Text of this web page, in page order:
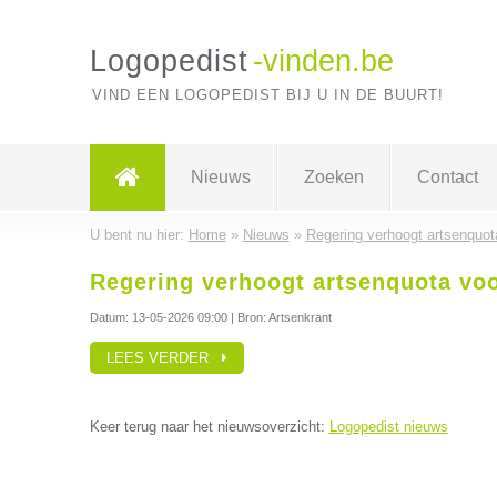
Logopedist -vinden.be
VIND EEN LOGOPEDIST BIJ U IN DE BUURT!
Nieuws Zoeken Contact
U bent nu hier: Home» Nieuws » Regering verhoogt
Regering verhoogt artsenquota
Datum: 13-05-2026 09:00| Bron: Artsenkrant
LEES VERDER
Keer terug naar het nieuwsoverzicht: Logopedist nieuws